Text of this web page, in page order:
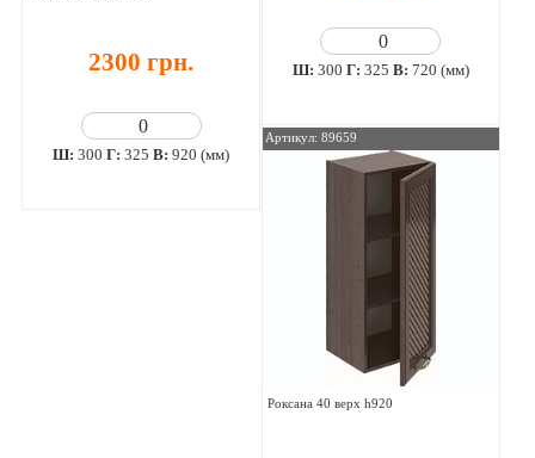
2300 грн.
Ш:300 Г:325 В:920 (мм)
Ш: 300 Г: 325 В: 720 (мм)
Артикул: 89659
Роксана 40 верх h920